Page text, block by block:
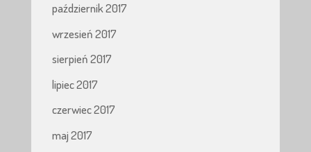
październik 2017
wrzesień 2017
sierpień 2017
lipiec 2017
czerwiec 2017
maj 2017